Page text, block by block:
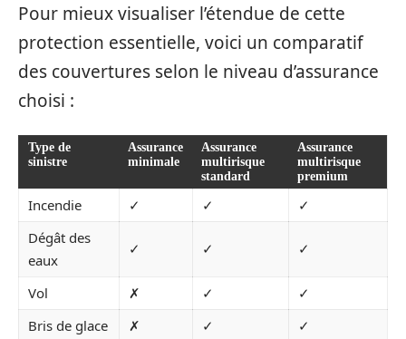
Pour mieux visualiser l’étendue de cette
protection essentielle, voici un comparatif
des couvertures selon le niveau d’assurance
choisi :
Type de
sinistre
Assurance
minimale
Assurance
multirisque
standard
Assurance
multirisque
premium
Incendie ✓ ✓
✓
Dégât des
eaux
✓ ✓ ✓
Vol ✗ ✓
✓
Bris de glace
✗ ✓
✓